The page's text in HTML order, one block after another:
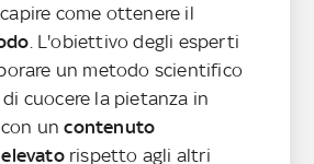
come ottenere il
. L'obiettivo degli esperti
un metodo scientifico
cuocere la pietanza in
con uncontenuto
rispetto agli altri